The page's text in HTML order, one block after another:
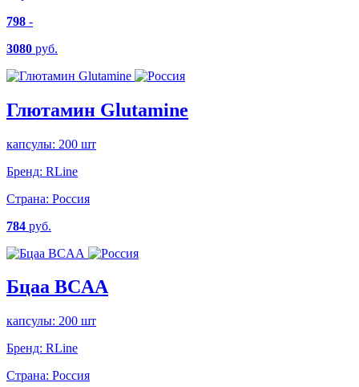
798 -
3080 руб.
Глютамин Glutamine
капсулы: 200 шт
Бренд: RLine
Страна: Россия
784 руб.
Бцаа BCAA
капсулы: 200 шт
Бренд: RLine
Страна: Россия